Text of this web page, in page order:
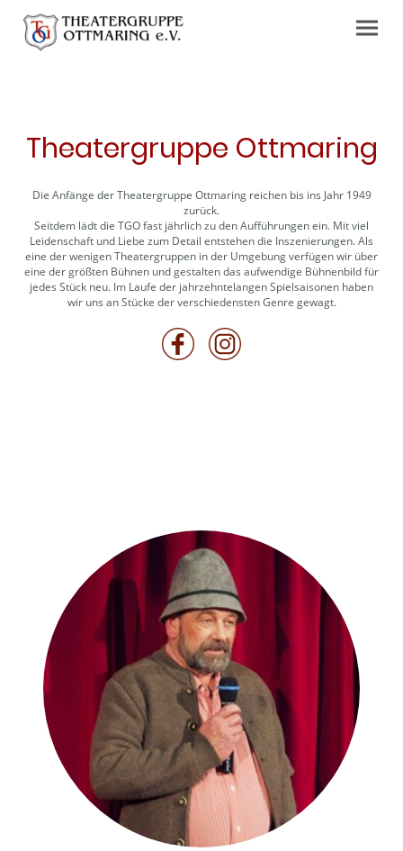
Theatergruppe Ottmaring
Die Anfänge der Theatergruppe Ottmaring reichen bis ins Jahr 1949
zurück.
Seitdem lädt die TGO fast jährlich zu den Aufführungen ein. Mit viel
Leidenschaft und Liebe zum Detail entstehen die Inszenierungen. Als
eine der wenigen Theatergruppen in der Umgebung verfügen wir über
eine der größten Bühnen und gestalten das aufwendige Bühnenbild für
jedes Stück neu. Im Laufe der jahrzehntelangen Spielsaisonen haben
wir uns an Stücke der verschiedensten Genre gewagt.